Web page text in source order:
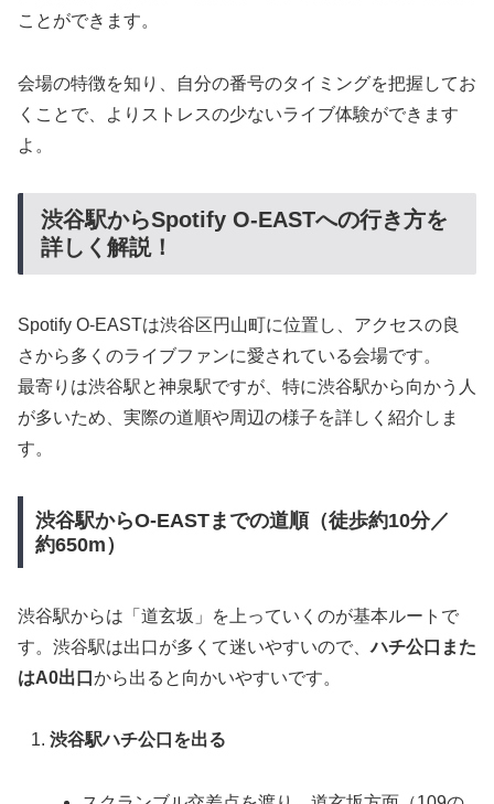
ことができます。
会場の特徴を知り、自分の番号のタイミングを把握してお
くことで、よりストレスの少ないライブ体験ができます
よ。
渋谷駅からSpotify O-EASTへの行き方を
詳しく解説！
Spotify O-EASTは渋谷区円山町に位置し、アクセスの良
さから多くのライブファンに愛されている会場です。
最寄りは渋谷駅と神泉駅ですが、特に渋谷駅から向かう人
が多いため、実際の道順や周辺の様子を詳しく紹介しま
す。
渋谷駅からO-EASTまでの道順（徒歩約10分／
約650m）
渋谷駅からは「道玄坂」を上っていくのが基本ルートで
す。渋谷駅は出口が多くて迷いやすいので、ハチ公口また
はA0出口 から出ると向かいやすいです。
渋谷駅ハチ公口を出る